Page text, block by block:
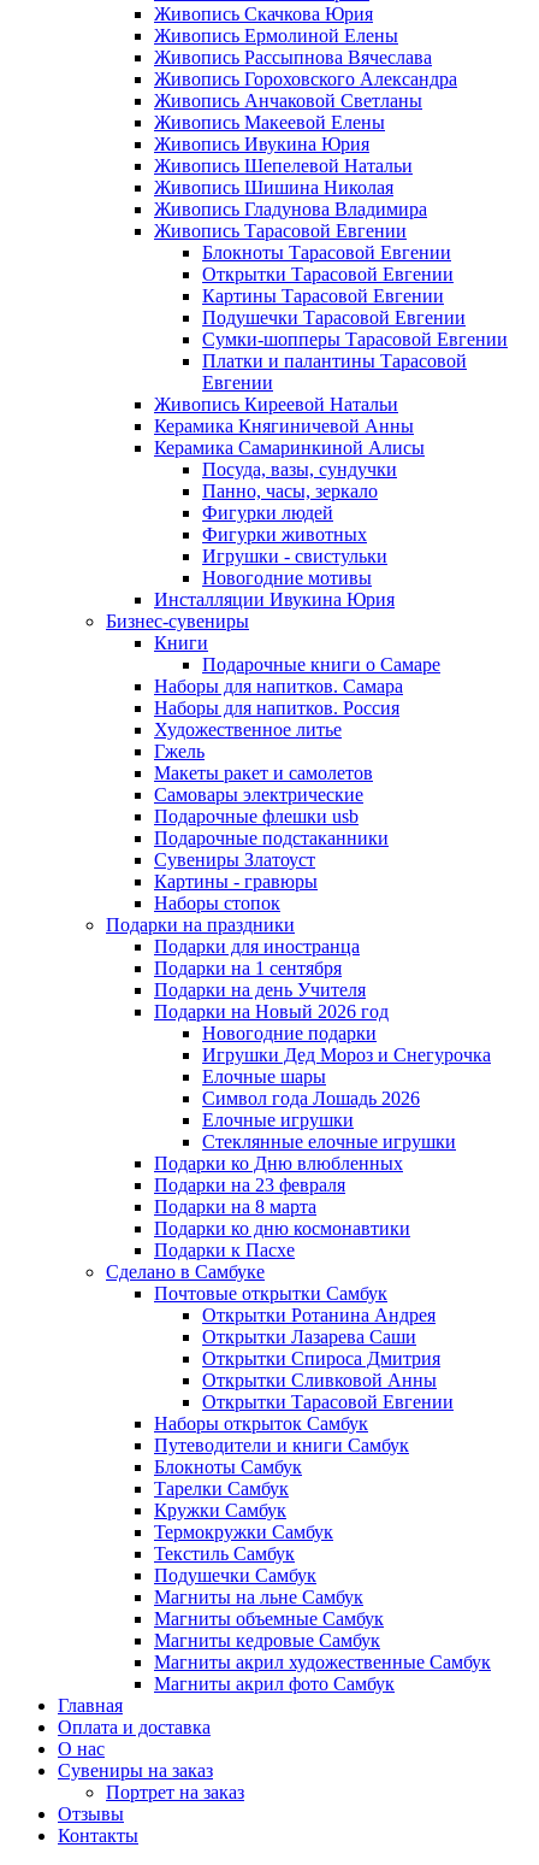
Живопись Скачкова Юрия
Живопись Ермолиной Елены
Живопись Рассыпнова Вячеслава
Живопись Гороховского Александра
Живопись Анчаковой Светланы
Живопись Макеевой Елены
Живопись Ивукина Юрия
Живопись Шепелевой Натальи
Живопись Шишина Николая
Живопись Гладунова Владимира
Живопись Тарасовой Евгении
Блокноты Тарасовой Евгении
Открытки Тарасовой Евгении
Картины Тарасовой Евгении
Подушечки Тарасовой Евгении
Сумки-шопперы Тарасовой Евгении
Платки и палантины Тарасовой
Евгении
Живопись Киреевой Натальи
Керамика Княгиничевой Анны
Керамика Самаринкиной Алисы
Посуда, вазы, сундучки
Панно, часы, зеркало
Фигурки людей
Фигурки животных
Игрушки - свистульки
Новогодние мотивы
Инсталляции Ивукина Юрия
Бизнес-сувениры
Книги
Подарочные книги о Самаре
Наборы для напитков. Самара
Наборы для напитков. Россия
Художественное литье
Гжель
Макеты ракет и самолетов
Самовары электрические
Подарочные флешки usb
Подарочные подстаканники
Сувениры Златоуст
Картины - гравюры
Наборы стопок
Подарки на праздники
Подарки для иностранца
Подарки на 1 сентября
Подарки на день Учителя
Подарки на Новый 2026 год
Новогодние подарки
Игрушки Дед Мороз и Снегурочка
Елочные шары
Символ года Лошадь 2026
Елочные игрушки
Стеклянные елочные игрушки
Подарки ко Дню влюбленных
Подарки на 23 февраля
Подарки на 8 марта
Подарки ко дню космонавтики
Подарки к Пасхе
Сделано в Самбуке
Почтовые открытки Самбук
Открытки Ротанина Андрея
Открытки Лазарева Саши
Открытки Спироса Дмитрия
Открытки Сливковой Анны
Открытки Тарасовой Евгении
Наборы открыток Самбук
Путеводители и книги Самбук
Блокноты Самбук
Тарелки Самбук
Кружки Самбук
Термокружки Самбук
Текстиль Самбук
Подушечки Самбук
Магниты на льне Самбук
Магниты объемные Самбук
Магниты кедровые Самбук
Магниты акрил художественные Самбук
Магниты акрил фото Самбук
Главная
Оплата и доставка
О нас
Сувениры на заказ
Портрет на заказ
Отзывы
Контакты